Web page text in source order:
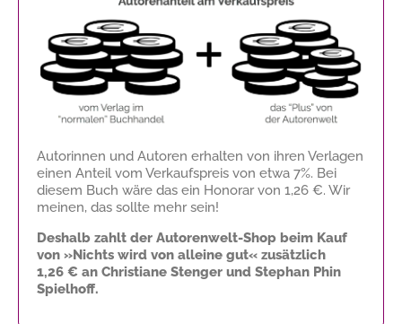
Autorinnen und Autoren erhalten von ihren Verlagen
einen Anteil vom Verkaufspreis von etwa 7%. Bei
diesem Buch wäre das ein Honorar von 1,26 €. Wir
meinen, das sollte mehr sein!
Deshalb zahlt der Autorenwelt-Shop beim Kauf
von »Nichts wird von alleine gut« zusätzlich
1,26 € an Christiane Stenger und Stephan Phin
Spielhoff.